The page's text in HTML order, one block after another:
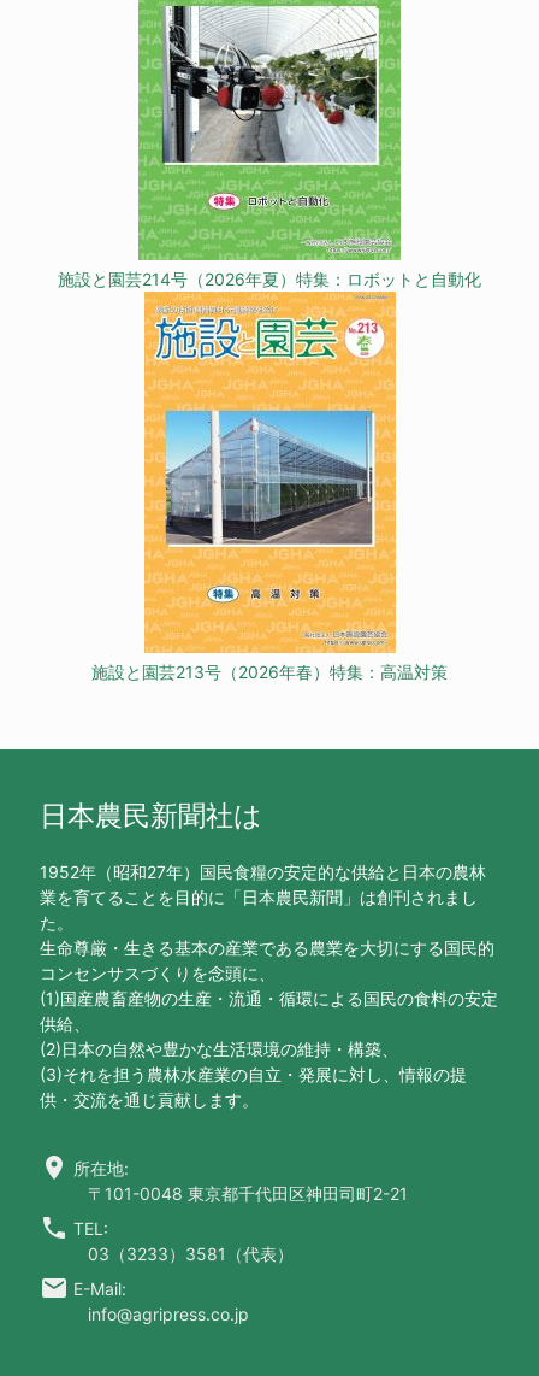
施設と園芸214号（2026年夏）特集：ロボットと自動化
施設と園芸213号（2026年春）特集：高温対策
日本農民新聞社は
1952年（昭和27年）国民食糧の安定的な供給と日本の農林
業を育てることを目的に「日本農民新聞」は創刊されまし
た。
生命尊厳・生きる基本の産業である農業を大切にする国民的
コンセンサスづくりを念頭に、
(1)国産農畜産物の生産・流通・循環による国民の食料の安定
供給、
(2)日本の自然や豊かな生活環境の維持・構築、
(3)それを担う農林水産業の自立・発展に対し、情報の提
供・交流を通じ貢献します。
location_on 所在地:
〒101-0048 東京都千代田区神田司町2-21
call TEL:
03（3233）3581（代表）
email E-Mail:
info@agripress.co.jp